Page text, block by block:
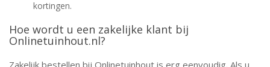
kortingen.
Hoe wordt u een zakelijke klant bij
Onlinetuinhout.nl?
Zakelijk bestellen bij Onlinetuinhout is erg eenvoudig. Als u